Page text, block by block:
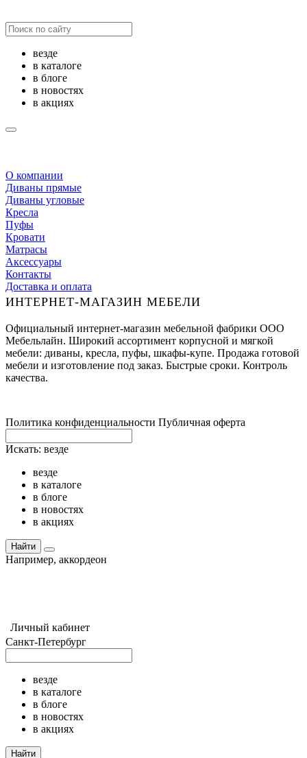
везде
в каталоге
в блоге
в новостях
в акциях
О компании
Диваны прямые
Диваны угловые
Кресла
Пуфы
Кровати
Матрасы
Аксессуары
Контакты
Доставка и оплата
ИНТЕРНЕТ-МАГАЗИН МЕБЕЛИ
Официальный интернет-магазин мебельной фабрики ООО
Мебельлайн. Широкий ассортимент корпусной и мягкой
мебели: диваны, кресла, пуфы, шкафы-купе. Продажа готовой
мебели и изготовление под заказ. Быстрые сроки. Контроль
качества.
Политика конфиденциальности Публичная оферта
Искать: везде
везде
в каталоге
в блоге
в новостях
в акциях
Найти
Например, аккордеон
Личный кабинет
Санкт-Петербург
везде
в каталоге
в блоге
в новостях
в акциях
Найти